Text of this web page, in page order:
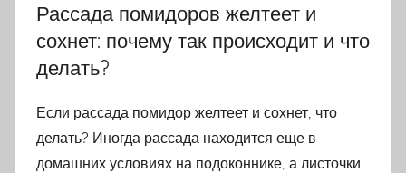
Рассада помидоров желтеет и
сохнет: почему так происходит и что
делать?
Если рассада помидор желтеет и сохнет, что
делать? Иногда рассада находится еще в
домашних условиях на подоконнике, а листочки